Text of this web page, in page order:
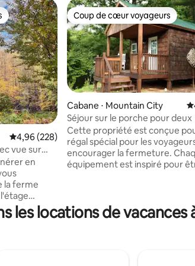
commentaires : 5 sur 5
plus appréciés
Évaluation moyenne sur la base de 228
4,96 (228)
vue sur
en
la ferme
d'une
construite
Coup de cœur voyageurs
Coup de cœur voyageurs
Cabane ⋅ Mountain City
Séjour sur le porche pour deux
Cette propriété est conçue
régal spécial pour les
encourager la fermeture.
équipement est inspiré pour
préparer la plupart des repas.
logement continue de
les locations de vacances